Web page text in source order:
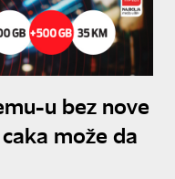
u bez nove
može da